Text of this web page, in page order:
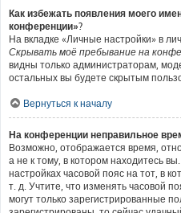
Как избежать появления моего
конференции»?
На вкладке «Личные настройки» в
Скрывать моё пребывание на
видны только администраторам,
остальных вы будете скрытым
Вернуться к началу
На конференции неправильное
Возможно, отображается время,
а не к тому, в котором находитесь
настройках часовой пояс на тот, в
т. д. Учтите, что изменять часовой
могут только зарегистрированные